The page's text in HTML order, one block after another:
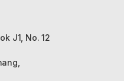
J1, No. 12